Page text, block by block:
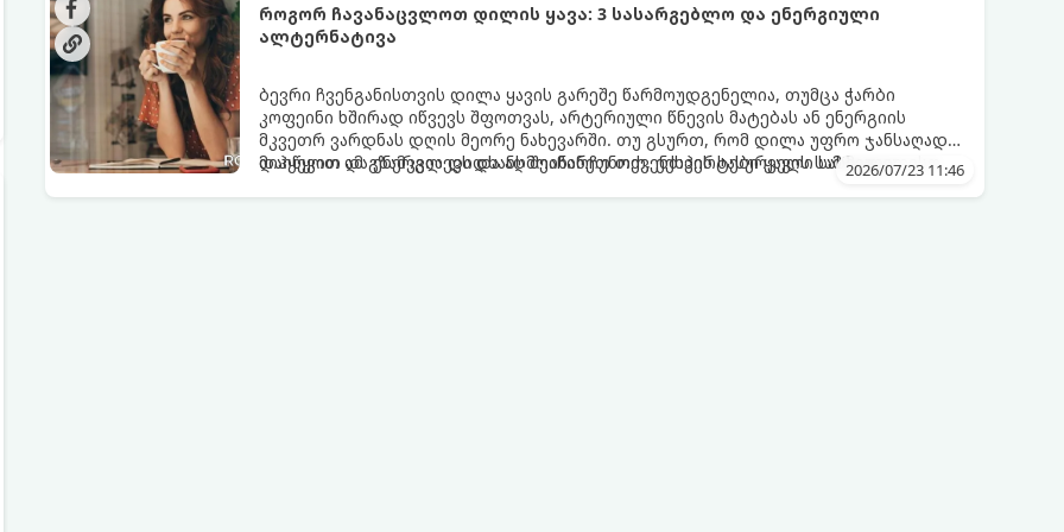
როგორ ჩავანაცვლოთ დილის ყავა: 3 სასარგებლო და ენერგიული
ალტერნატივა
ბევრი ჩვენგანისთვის დილა ყავის გარეშე წარმოუდგენელია, თუმცა ჭარბი
კოფეინი ხშირად იწვევს შფოთვას, არტერიული წნევის მატებას ან ენერგიის
მკვეთრ ვარდნას დღის მეორე ნახევარში. თუ გსურთ, რომ დილა უფრო ჯანსაღად
დაიწყოთ და ენერგია დიდხანს შეინარჩუნოთ, ექსპერტები ყავის სამ საუკეთესო
მიჰყევით ამ გზამკვლევს და აღმოაჩინეთ თქვენთვის სასურველი სასმელი:2026/07/23 11:46